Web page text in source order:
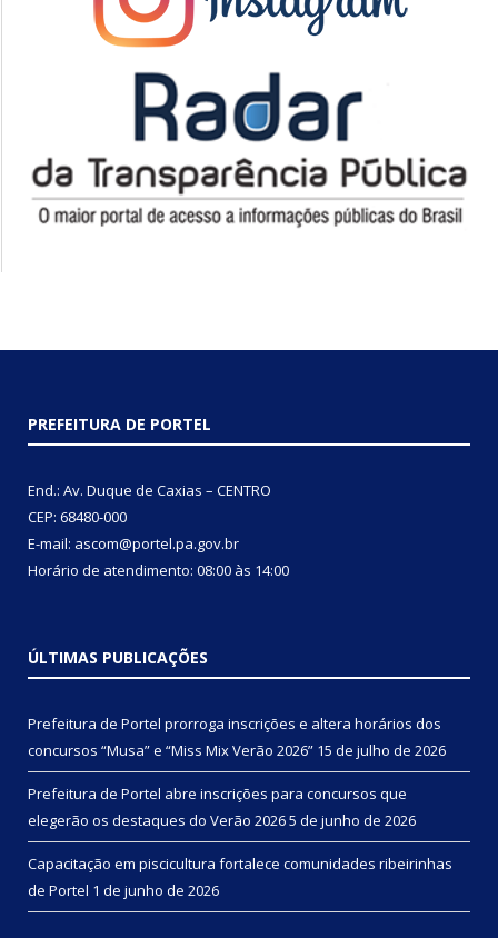
PREFEITURA DE PORTEL
End.: Av. Duque de Caxias – CENTRO
CEP: 68480-000
E-mail: ascom@portel.pa.gov.br
Horário de atendimento: 08:00 às 14:00
ÚLTIMAS PUBLICAÇÕES
Prefeitura de Portel prorroga inscrições e altera horários dos
concursos “Musa” e “Miss Mix Verão 2026” 15 de julho de 2026
Prefeitura de Portel abre inscrições para concursos que
elegerão os destaques do Verão 20265 de junho de 2026
Capacitação em piscicultura fortalece comunidades ribeirinhas
de Portel 1 de junho de 2026